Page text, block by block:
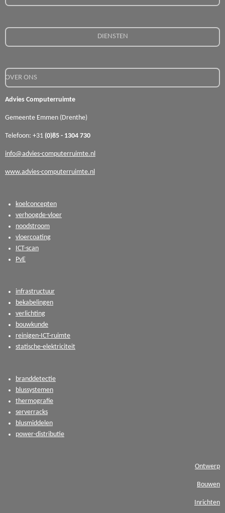
DIENSTEN
OVER ONS
Advies Computerruimte
Gemeente Emmen (Drenthe)
Telefoon: +31 (0)85 - 1304 730
info@advies-computerruimte.nl
www.advies-computerruimte.nl
koelconcepten
verhoogde-vloer
noodstroom
vloercoating
ICT-scan
PvE
infrastructuur
bekabelingen
verlichting
bouwkunde
reinigen-ICT-ruimte
statische-elektriciteit
branddetectie
blussystemen
thermografie
serverracks
blusmiddelen
power-distributie
Ontwerp
Bouwen
Inrichten